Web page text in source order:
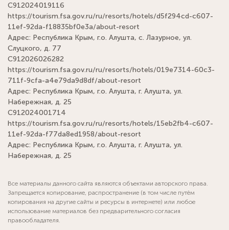
С912024019116
https://tourism.fsa.gov.ru/ru/resorts/hotels/d5f294cd-c607-
11ef-92da-f18835bf0e3a/about-resort
Адрес: Республика Крым, г.о. Алушта, с. Лазурное, ул.
Слуцкого, д. 77
С912026026282
https://tourism.fsa.gov.ru/ru/resorts/hotels/019e7314-60c3-
711f-9cfa-a4e79da9d8df/about-resort
Адрес: Республика Крым, г.о. Алушта, г. Алушта, ул.
Набережная, д. 25
С912024001714
https://tourism.fsa.gov.ru/ru/resorts/hotels/15eb2fb4-c607-
11ef-92da-f77da8ed1958/about-resort
Адрес: Республика Крым, г.о. Алушта, г. Алушта, ул.
Набережная, д. 25
Все материалы данного сайта являются объектами авторского права.
Запрещается копирование, распространение (в том числе путём
копирования на другие сайты и ресурсы в интернете) или любое
использование материалов без предварительного согласия
правообладателя.